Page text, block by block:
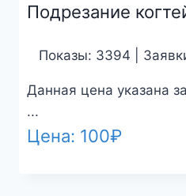
Подрезание
Показы: 3394 |
Данная цена указана
...
Цена: 100₽